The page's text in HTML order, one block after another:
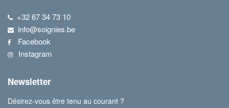
+32 67 34 73 10
info@soignies.be
Facebook
Instagram
Newsletter
Désirez-vous être tenu au courant ?